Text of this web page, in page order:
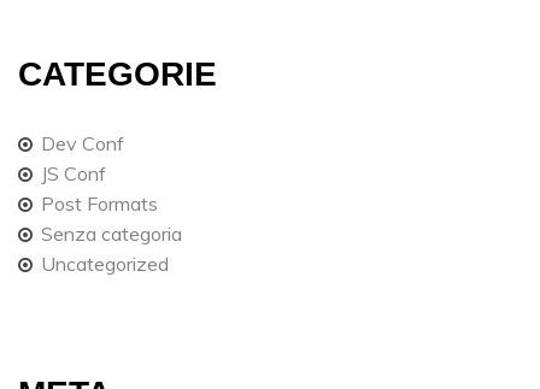
CATEGORIE
Dev Conf
JS Conf
Post Formats
Senza categoria
Uncategorized